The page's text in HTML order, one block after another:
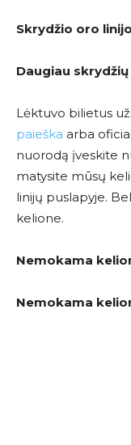
Skrydžio oro
Daugiau
Lėktuvo bilietus
paieška arba
nuorodą įveskite
matysite mūsų
linijų puslapyje.
kelione.
Nemokama
Nemokama